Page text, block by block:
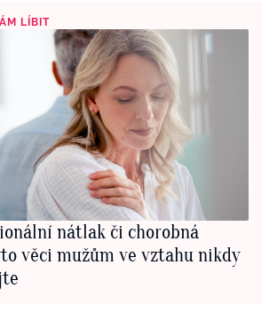
LÍBIT
nátlak či chorobná
věci mužům ve vztahu nikdy